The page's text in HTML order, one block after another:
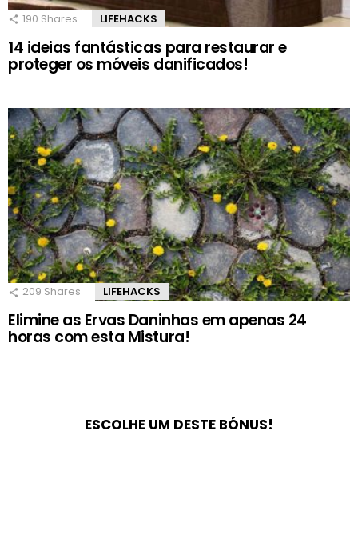
190 Shares LIFEHACKS
14 ideias fantásticas para restaurar e
proteger os móveis danificados!
209 Shares LIFEHACKS
Elimine as Ervas Daninhas em apenas 24
horas com esta Mistura!
ESCOLHE UM DESTE BÓNUS!